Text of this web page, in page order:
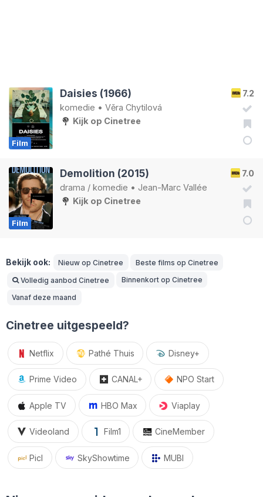
Film
7.2
Daisies (1966)
komedie • Věra Chytilová
Kijk op Cinetree
Film
7.0
Demolition (2015)
drama / komedie • Jean-Marc Vallée
Kijk op Cinetree
Bekijk ook: Nieuw op Cinetree Beste films op Cinetree
Volledig aanbod Cinetree Binnenkort op Cinetree
Vanaf deze maand
Cinetree uitgespeeld?
Netflix Pathé Thuis Disney+
Prime Video CANAL+ NPO Start
Apple TV HBO Max Viaplay
Videoland Film1 CineMember
Picl SkyShowtime MUBI